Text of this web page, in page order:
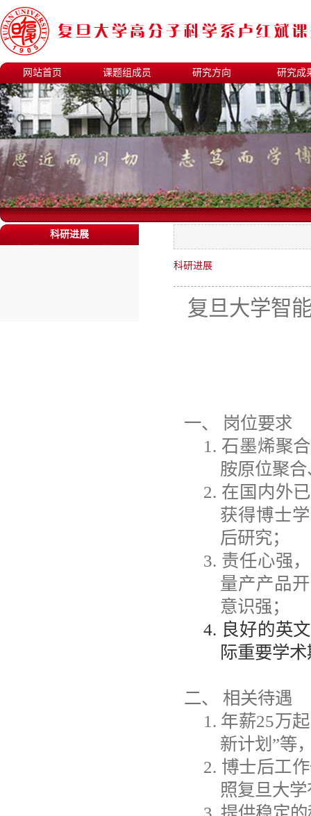
网站首页 课题组成员 研究方向 研究成
科研进展
科研进展
复旦大学智
一、 岗位要求
1. 石墨烯聚
胺原位聚
2. 在国内外
获得博士
后研究；
3. 责任心强，
量产产品
意识强；
4. 良好的英
际重要学
二、 相关待遇
1. 年薪25万
新计划 ”等
2. 博士后工
照复旦大